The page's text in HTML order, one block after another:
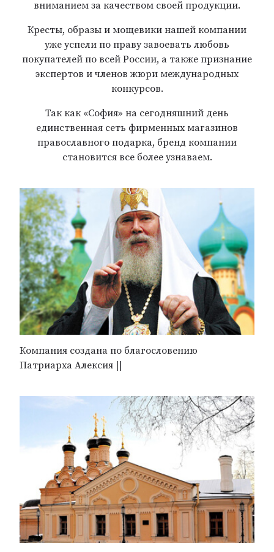
вниманием за качеством своей продукции.
Кресты, образы и мощевики нашей компании
уже успели по праву завоевать любовь
покупателей по всей России, а также признание
экспертов и членов жюри международных
конкурсов.
Так как «София» на сегодняшний день
единственная сеть фирменных магазинов
православного подарка, бренд компании
становится все более узнаваем.
Компания создана по благословению
Патриарха Алексия ||